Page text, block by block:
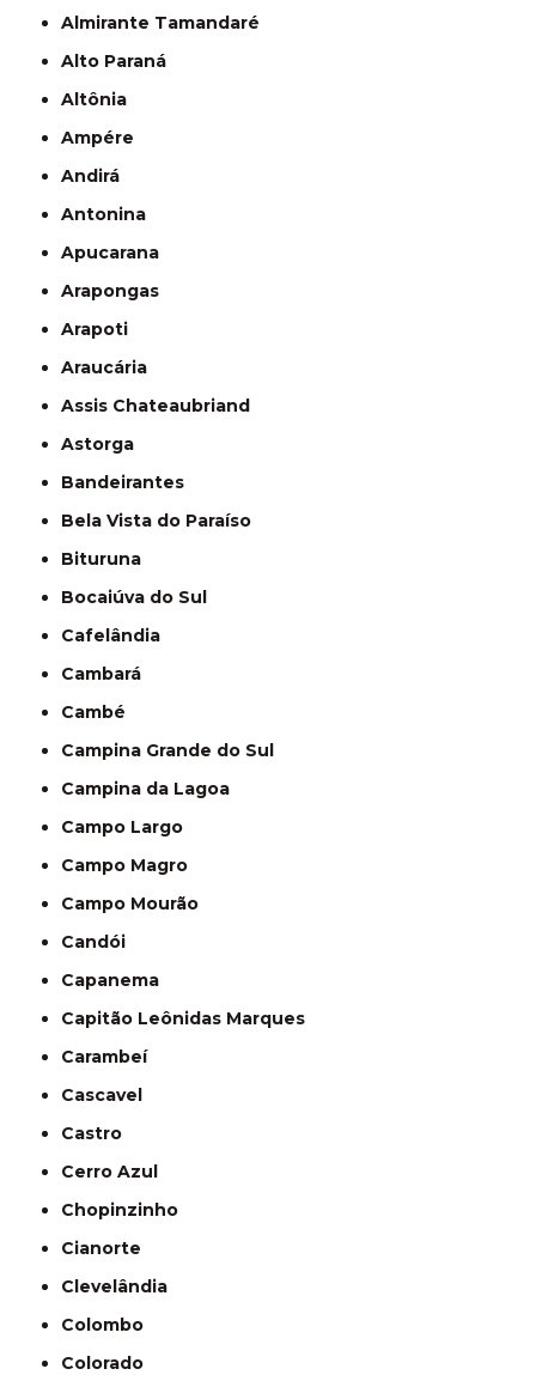
Almirante Tamandaré
Alto Paraná
Altônia
Ampére
Andirá
Antonina
Apucarana
Arapongas
Arapoti
Araucária
Assis Chateaubriand
Astorga
Bandeirantes
Bela Vista do Paraíso
Bituruna
Bocaiúva do Sul
Cafelândia
Cambará
Cambé
Campina Grande do Sul
Campina da Lagoa
Campo Largo
Campo Magro
Campo Mourão
Candói
Capanema
Capitão Leônidas Marques
Carambeí
Cascavel
Castro
Cerro Azul
Chopinzinho
Cianorte
Clevelândia
Colombo
Colorado